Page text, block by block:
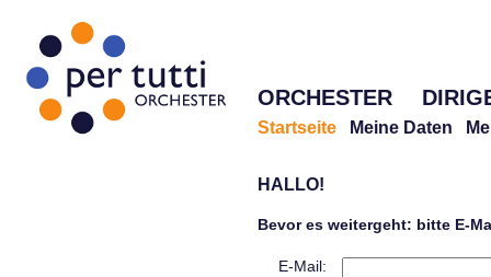
ORCHESTER
Startseite Meine Daten
HALLO!
Bevor es weitergeht: bitte E-
E-Mail: